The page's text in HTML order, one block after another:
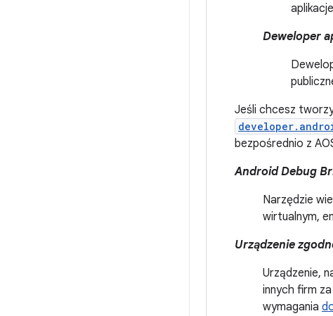
Deweloper
Jeśli chcesz
bezpośrednio z
Android Debug
Narzędzie
wirtualnym,
Urządzenie
Urządzenie,
innych firm
wymagania